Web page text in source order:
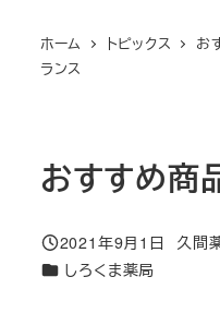
ホーム トピックス お
ランス
おすすめ商
投稿日
2021年9月1日
著
久間
カテゴリー
しろくま薬局